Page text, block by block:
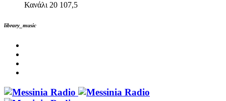
Κανάλι 20 107,5
library_music